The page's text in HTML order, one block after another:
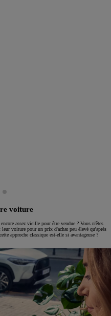
voiture
assez vieille pour être vendue ? Vous n'êtes
leur voiture pour un prix d'achat peu élevé qu'après
approche classique est-elle si avantageuse ?